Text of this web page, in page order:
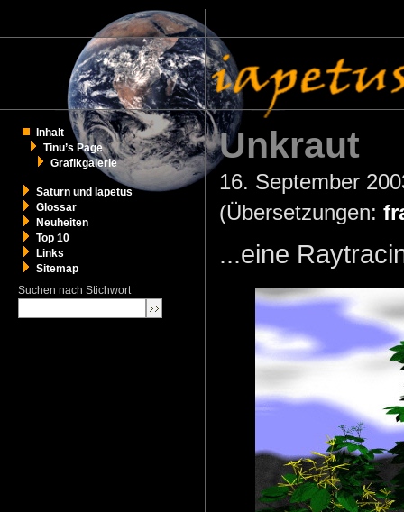
Inhalt
Tinu’s Page
Grafikgalerie
Saturn und Iapetus
Glossar
Neuheiten
Top 10
Links
Sitemap
Suchen nach Stichwort
Unkraut
16. September
(Übersetzungen:
...eine